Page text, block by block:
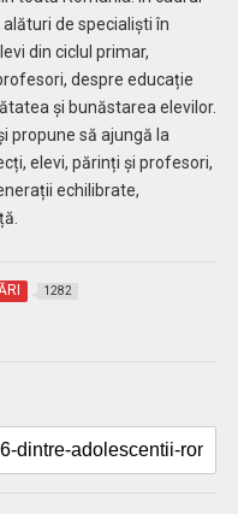
de specialiști în
din ciclul primar,
despre educație
și bunăstarea elevilor.
propune să ajungă la
elevi, părinți și profesori,
echilibrate,
1282